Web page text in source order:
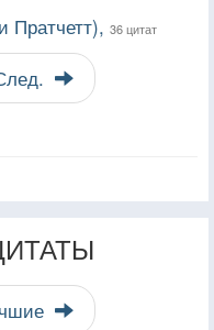
Пратчетт), 36 цитат